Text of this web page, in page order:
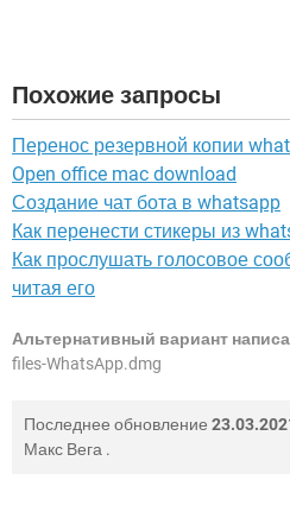
Похожие запросы
Перенос резервной копии
Open office mac download
Создание чат бота в whatsapp
Как перенести стикеры из
Как прослушать голосовое
читая его
Альтернативный вариант
files-WhatsApp.dmg
Последнее обновление
Макс Вега .